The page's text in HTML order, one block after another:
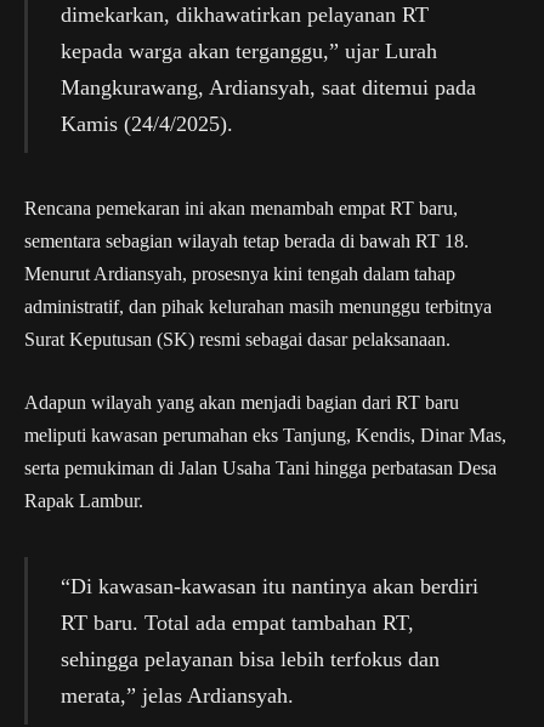
dimekarkan, dikhawatirkan pelayanan RT
kepada warga akan terganggu,” ujar Lurah
Mangkurawang, Ardiansyah, saat ditemui pada
Kamis (24/4/2025).
Rencana pemekaran ini akan menambah empat RT baru,
sementara sebagian wilayah tetap berada di bawah RT 18.
Menurut Ardiansyah, prosesnya kini tengah dalam tahap
administratif, dan pihak kelurahan masih menunggu terbitnya
Surat Keputusan (SK) resmi sebagai dasar pelaksanaan.
Adapun wilayah yang akan menjadi bagian dari RT baru
meliputi kawasan perumahan eks Tanjung, Kendis, Dinar Mas,
serta pemukiman di Jalan Usaha Tani hingga perbatasan Desa
Rapak Lambur.
“Di kawasan-kawasan itu nantinya akan berdiri
RT baru. Total ada empat tambahan RT,
sehingga pelayanan bisa lebih terfokus dan
merata,” jelas Ardiansyah.